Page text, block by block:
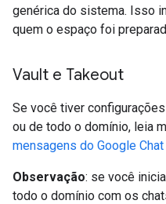
genérica do sistema. Isso
quem o espaço foi
Vault e Takeout
Se você tiver
ou de todo o domínio, leia
mensagens do Google
Observação: se você
todo o domínio com os